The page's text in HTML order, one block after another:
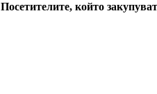
Посетителите, който